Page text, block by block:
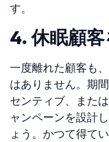
す。
4. 休眠顧
一度離れた顧客も
はありません。期
センティブ、また
ャンペーンを設計
ょう。かつて得て